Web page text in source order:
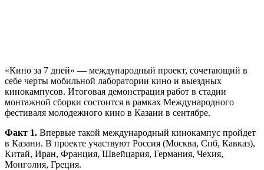
«Кино за 7 дней» — международный проект, сочетающий в
себе черты мобильной лаборатории кино и выездных
кинокампусов. Итоговая демонстрация работ в стадии
монтажной сборки состоится в рамках Международного
фестиваля молодежного кино в Казани в сентябре.
Факт 1. Впервые такой международный кинокампус пройдет
в Казани. В проекте участвуют Россия (Москва, Спб, Кавказ),
Китай, Иран, Франция, Швейцария, Германия, Чехия,
Монголия, Греция.